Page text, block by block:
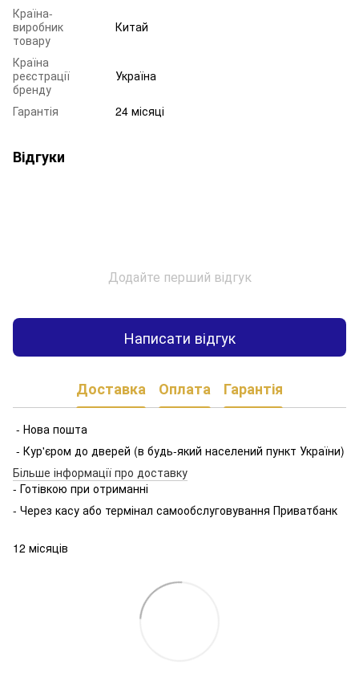
Країна-
виробник
товару
Китай
Країна
реєстрації
бренду
Україна
Гарантія 24 місяці
Відгуки
Додайте перший відгук
Написати відгук
Доставка Оплата Гарантія
- Нова пошта
- Кур'єром до дверей (в будь-який населений пункт України)
Більше інформації про доставку
- Готівкою при отриманні
- Через касу або термінал самообслуговування Приватбанк
12 місяців